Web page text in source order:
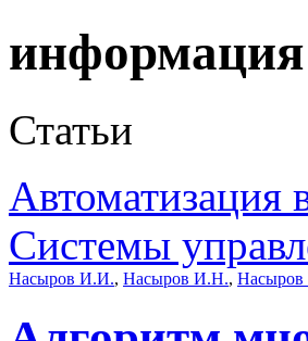
информация
Статьи
Системы
Насыров И.И., Насыров И.Н., Насыров